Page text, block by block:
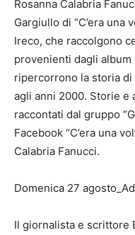
Rosanna Calabria
Gargiullo di “C’era una
Ireco, che raccolgono
provenienti dagli
ripercorrono la storia di
agli anni 2000. Storie e
raccontati dal gruppo
Facebook “C’era una
Calabria Fanucci.
Domenica 27
Il giornalista e scrittore